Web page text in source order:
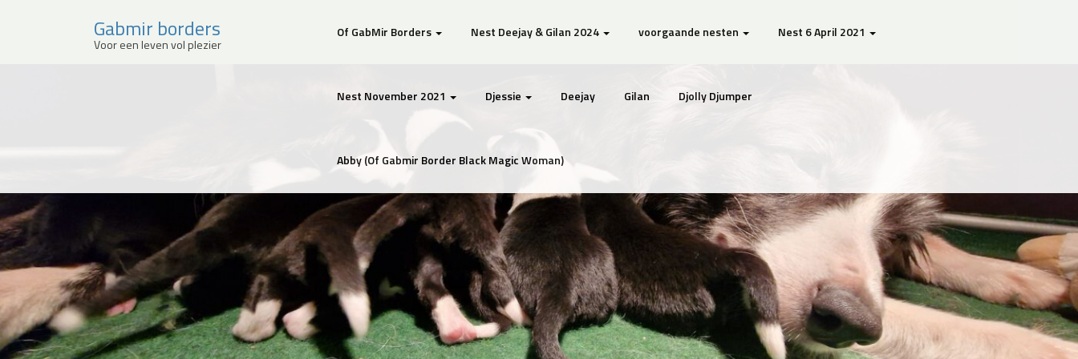
Gabmir borders
Voor een leven vol plezier
Of GabMir Borders Nest Deejay & Gilan 2024 voorgaande nesten Nest 6 April 2021
Nest November 2021 Djessie Deejay Gilan Djolly Djumper
Abby (Of Gabmir Border Black Magic Woman)